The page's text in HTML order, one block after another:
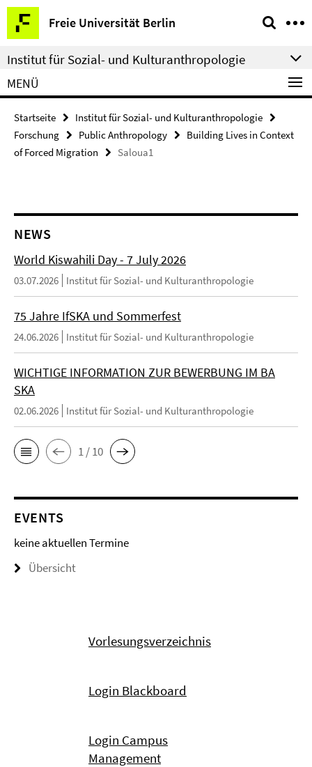
Springe
direkt
zu
Inhalt
Freie Universität Berlin
Service-
Navigation
Institut für Sozial- und Kulturanthropologie
MENÜ
Startseite
Institut für Sozial- und Kulturanthropologie
Forschung
Public Anthropology
Building Lives in Context
of Forced Migration
Saloua1
NEWS
World Kiswahili Day - 7 July 2026
03.07.2026 Institut für Sozial- und Kulturanthropologie
75 Jahre IfSKA und Sommerfest
24.06.2026 Institut für Sozial- und Kulturanthropologie
WICHTIGE INFORMATION ZUR BEWERBUNG IM BA
SKA
02.06.2026 Institut für Sozial- und Kulturanthropologie
1 / 10
EVENTS
keine aktuellen Termine
Übersicht
Vorlesungsverzeichnis
Login Blackboard
Login Campus
Management